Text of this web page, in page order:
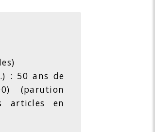
: 50 ans de
(parution
articles en